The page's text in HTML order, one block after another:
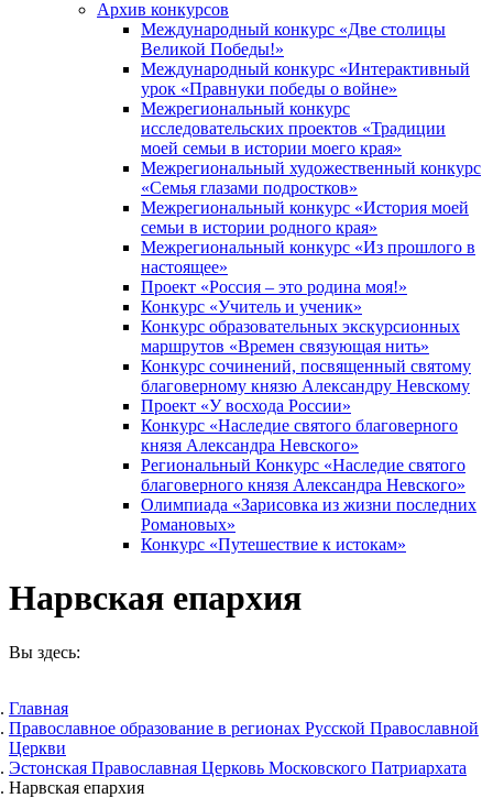
Архив конкурсов
Международный конкурс «Две столицы
Великой Победы!»
Международный конкурс «Интерактивный
урок «Правнуки победы о войне»
Межрегиональный конкурс
исследовательских проектов «Традиции
моей семьи в истории моего края»
Межрегиональный художественный конкурс
«Семья глазами подростков»
Межрегиональный конкурс «История моей
семьи в истории родного края»
Межрегиональный конкурс «Из прошлого в
настоящее»
Проект «Россия – это родина моя!»
Конкурс «Учитель и ученик»
Конкурс образовательных экскурсионных
маршрутов «Времен связующая нить»
Конкурс сочинений, посвященный святому
благоверному князю Александру Невскому
Проект «У восхода России»
Конкурс «Наследие святого благоверного
князя Александра Невского»
Региональный Конкурс «Наследие святого
благоверного князя Александра Невского»
Олимпиада «Зарисовка из жизни последних
Романовых»
Конкурс «Путешествие к истокам»
Нарвская епархия
Вы здесь:
Главная
Православное образование в регионах Русской Православной
Церкви
Эстонская Православная Церковь Московского Патриархата
Нарвская епархия